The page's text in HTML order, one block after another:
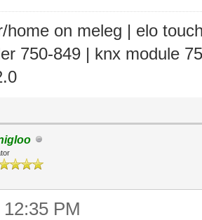
home on meleg | elo
750-849 | knx module
PM